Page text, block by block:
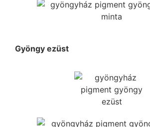
Gyöngy ezüst